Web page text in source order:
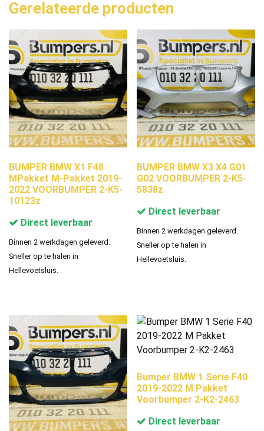
Gerelateerde producten
BUMPER BMW X1 F48
MPakket M-Pakket 2019-
2022 VOORBUMPER 2-K5-
10123z
Direct leverbaar
Binnen 2 werkdagen geleverd.
Sneller op te halen in
Hellevoetsluis.
BUMPER BMW X3 X4 G01
G02 VOORBUMPER 2-K5-
5838z
Direct leverbaar
Binnen 2 werkdagen geleverd.
Sneller op te halen in
Hellevoetsluis.
Bumper BMW 1 Serie F40
2019-2022 M Pakket
Voorbumper 2-K2-2463
Direct leverbaar